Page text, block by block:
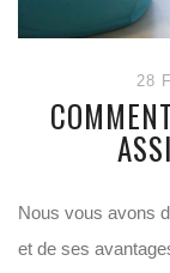
28
Nous vous avons
et de ses